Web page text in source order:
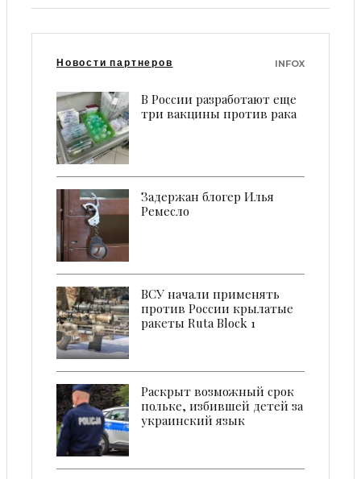
Новости партнеров INFOX
В России разработают еще
три вакцины против рака
Задержан блогер Илья
Ремесло
ВСУ начали применять
против России крылатые
ракеты Ruta Block 1
Раскрыт возможный срок
польке, избившей детей за
украинский язык